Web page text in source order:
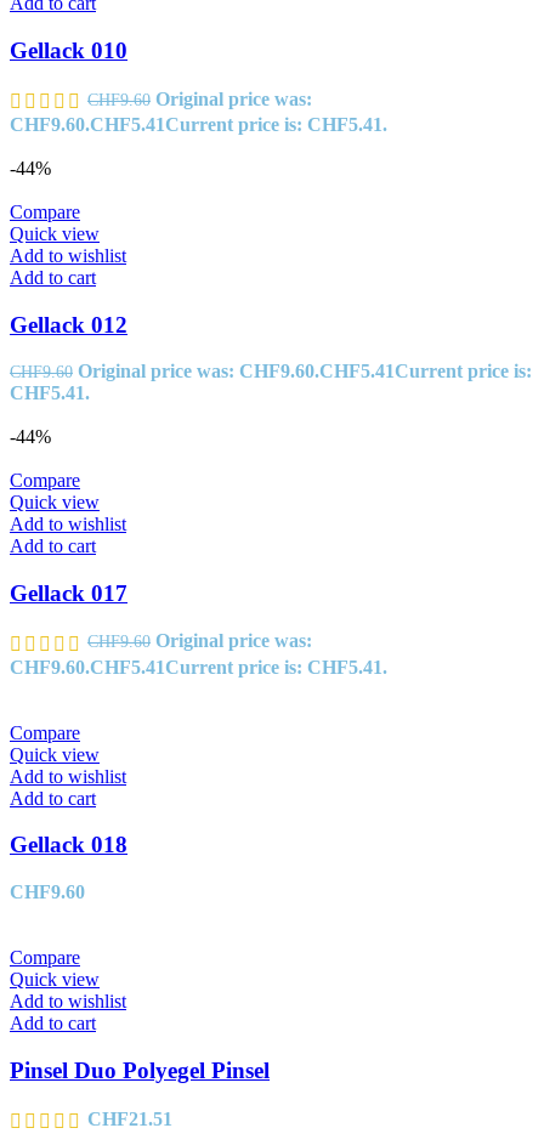
Gellack 010
CHF9.60 Original price was:
CHF9.60.CHF5.41Current price is: CHF5.41.
-44%
Compare
Quick view
Add to wishlist
Add to cart
Gellack 012
CHF9.60 Original price was: CHF9.60.CHF5.41Current price is:
CHF5.41.
-44%
Compare
Quick view
Add to wishlist
Add to cart
Gellack 017
CHF9.60 Original price was:
CHF9.60.CHF5.41Current price is: CHF5.41.
Compare
Quick view
Add to wishlist
Add to cart
Gellack 018
CHF9.60
Compare
Quick view
Add to wishlist
Add to cart
Pinsel Duo Polyegel Pinsel
CHF21.51